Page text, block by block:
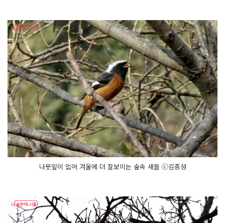
나뭇잎이 없어 겨울에 더 잘보이는 숲속 새들 ⓒ김종성